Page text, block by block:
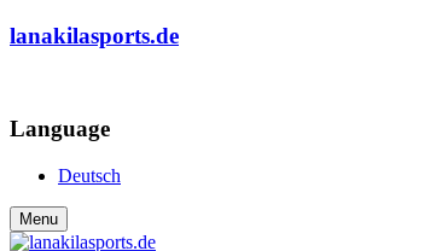
lanakilasports.de
Language
Deutsch
Menu